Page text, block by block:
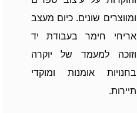
ומווצרים שונים. כיום מעצב
אריחי חימר בעבודת יד
וזוכה למעמד של יוקרה
בחנויות אומנות ומוקדי
תיירות.